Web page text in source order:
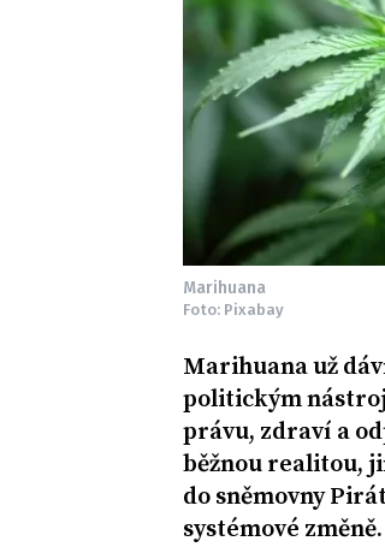
Marihuana
Foto: Pixabay
Marihuana už
politickým
právu, zdraví a
běžnou realitou,
do sněmovny
systémové změně.